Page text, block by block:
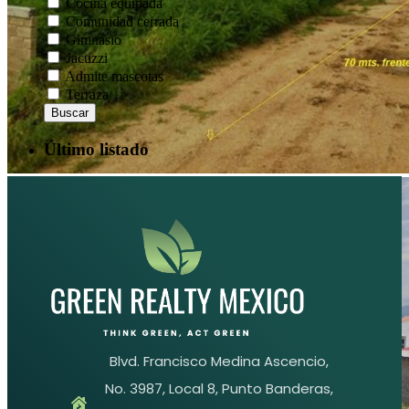
Comunidad cerrada
Gimnasio
Jacuzzi
Admite mascotas
Terraza
Buscar
Último listado
Blvd. Francisco Medina Ascencio,
No. 3987, Local 8, Punto Banderas,